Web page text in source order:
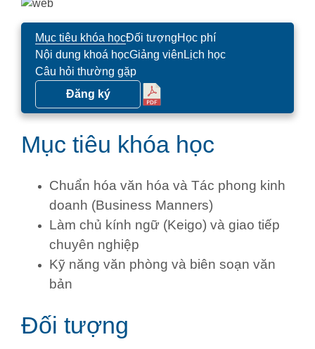
Mục tiêu khóa họcĐối tượngHọc phí
Nội dung khoá họcGiảng viên Lịch học
Câu hỏi thường gặp
Đăng ký
Mục tiêu khóa học
Chuẩn hóa văn hóa và Tác phong kinh
doanh (Business Manners)
Làm chủ kính ngữ (Keigo) và giao tiếp
chuyên nghiệp
Kỹ năng văn phòng và biên soạn văn
bản
Đối tượng